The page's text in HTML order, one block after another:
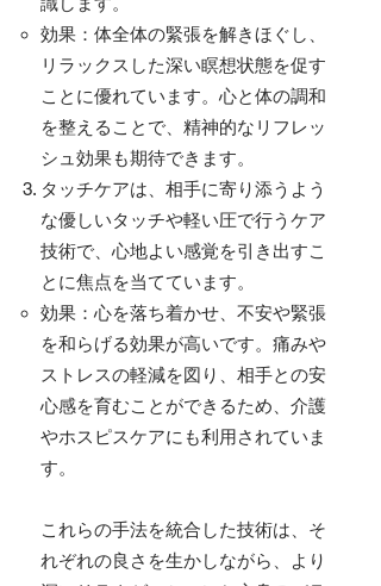
効果：体全体の緊張を解きほぐし、
リラックスした深い瞑想状態を促す
ことに優れています。心と体の調和
を整えることで、精神的なリフレッ
シュ効果も期待できます。
タッチケアは、相手に寄り添うよう
な優しいタッチや軽い圧で行うケア
技術で、心地よい感覚を引き出すこ
とに焦点を当てています。
効果：心を落ち着かせ、不安や緊張
を和らげる効果が高いです。痛みや
ストレスの軽減を図り、相手との安
心感を育むことができるため、介護
やホスピスケアにも利用されていま
す。
これらの手法を統合した技術は、そ
れぞれの良さを生かしながら、より